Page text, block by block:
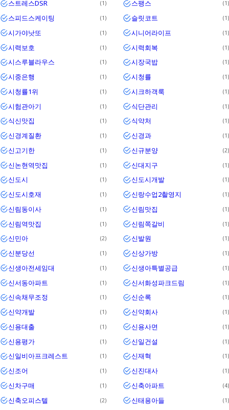
스트레스DSR 1 스팽스 1
스피드스케이팅 1 슬릿코트 1
시가야낫또 1 시니어라이프 1
시력보호 1 시력회복 1
시스루블라우스 1 시장국밥 1
시중은행 1 시청률 1
시청률1위 1 시크하객룩 1
시험관아기 1 식단관리 1
식신맛집 1 식약처 1
신경계질환 1 신경과 1
신고기한 1 신규분양 2
신논현역맛집 1 신대지구 1
신도시 1 신도시개발 1
신도시호재 1 신랑수업2촬영지 1
신림동이사 1 신림맛집 1
신림역맛집 1 신림쪽갈비 1
신민아 2 신발원 1
신분당선 1 신상가방 1
신생아전세임대 1 신생아특별공급 1
신서동아파트 1 신서화성파크드림 1
신속채무조정 1 신순록 1
신약개발 1 신약회사 1
신용대출 1 신용사면 1
신용평가 1 신일건설 1
신일비아프크레스트 1 신재혁 1
신조어 1 신진대사 1
신차구매 1 신축아파트 4
신축오피스텔 2 신태용아들 1